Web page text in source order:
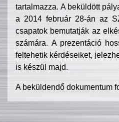
tartalmazza. A beküldött
a 2014 február 28-án az
csapatok bemutatják az
számára. A prezentáció
feltehetik kérdéseiket,
is készül majd.
A beküldendő dokumentum